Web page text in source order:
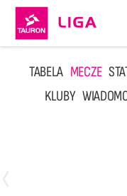
TABELA MECZE
KLUBY